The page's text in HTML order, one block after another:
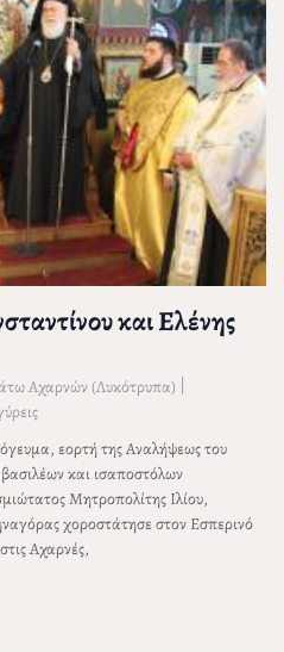
και Ελένης
Αχαρνών (Λυκότρυπα)
εορτή της Αναλήψεως του
και ισαποστόλων
Μητροπολίτης Ιλίου,
χοροστάτησε στον Εσπερινό
Αχαρνές,